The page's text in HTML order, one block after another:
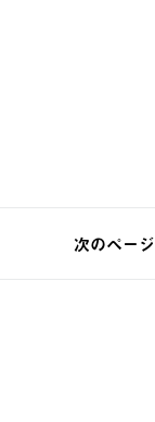
次のページ